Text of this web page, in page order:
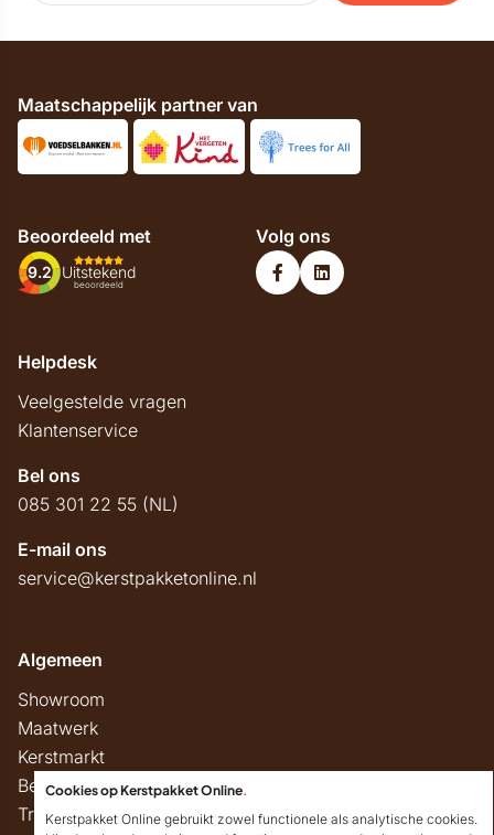
Maatschappelijk partner van
Beoordeeld met
9.2 Uitstekend
beoordeeld
Volg ons
Helpdesk
Veelgestelde vragen
Klantenservice
Bel ons
085 301 22 55 (NL)
E-mail ons
service@kerstpakketonline.nl
Algemeen
Showroom
Maatwerk
Kerstmarkt
Belastingregels
Track & Trace
Cookies op Kerstpakket Online.
Kerstpakket Online gebruikt zowel functionele als analytische cookies.